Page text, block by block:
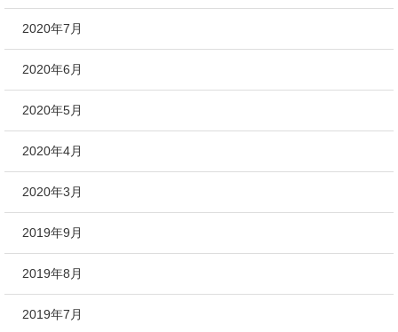
2020年7月
2020年6月
2020年5月
2020年4月
2020年3月
2019年9月
2019年8月
2019年7月